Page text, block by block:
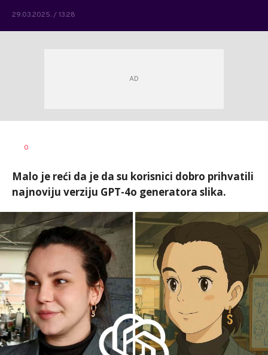
29.03.2025. / 13:28
AUTOR
0
Malo je reći da je da su korisnici dobro prihvatili
najnoviju verziju GPT-4o generatora slika.